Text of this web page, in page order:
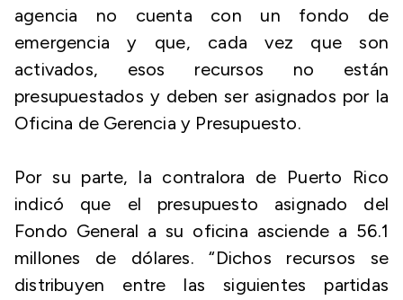
agencia no cuenta con un fondo de
emergencia y que, cada vez que son
activados, esos recursos no están
presupuestados y deben ser asignados por la
Oficina de Gerencia y Presupuesto.
Por su parte, la contralora de Puerto Rico
indicó que el presupuesto asignado del
Fondo General a su oficina asciende a 56.1
millones de dólares. “Dichos recursos se
distribuyen entre las siguientes partidas